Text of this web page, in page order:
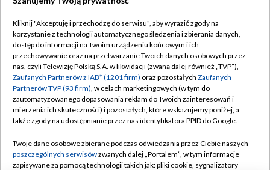
TVP
Abonament TVP
Emisja w TVP
Centrum informacji TVP
Naziemna Telewizja Cyfrowa
Rada Programowa
Regulamin TVP
Polityka prywatności
Moje zgody
Pomoc
Kontakt
Kliknij "Akceptuję i przechodzę do serwisu", aby wyrazić zgody na
korzystanie z technologii automatycznego śledzenia i zbierania danych,
dostęp do informacji na Twoim urządzeniu końcowym i ich
przechowywanie oraz na przetwarzanie Twoich danych osobowych przez
nas, czyli Telewizję Polską S.A. w likwidacji (zwaną dalej również „TVP”),
Zaufanych Partnerów z IAB* (1201 firm) oraz pozostałych Zaufanych
Partnerów TVP (93 firm), w celach marketingowych (w tym do
zautomatyzowanego dopasowania reklam do Twoich zainteresowań i
mierzenia ich skuteczności) i pozostałych, które wskazujemy poniżej, a
także zgody na udostępnianie przez nas identyfikatora PPID do Google.
Twoje dane osobowe zbierane podczas odwiedzania przez Ciebie naszych
poszczególnych serwisówzwanych dalej „Portalem”, w tym informacje
zapisywane za pomocą technologii takich jak: pliki cookie, sygnalizatory